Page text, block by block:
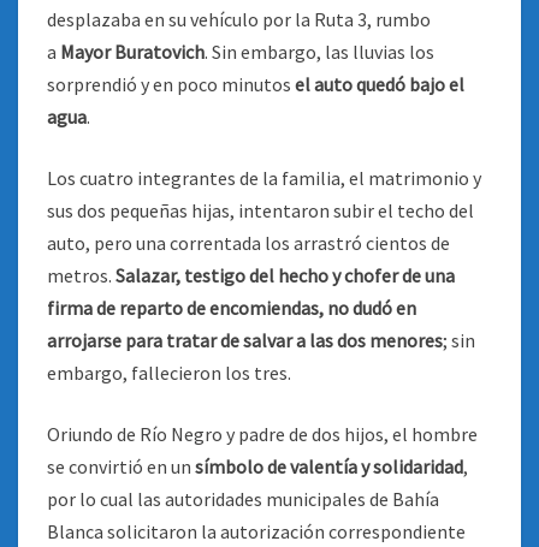
desplazaba en su vehículo por la Ruta 3, rumbo
a Mayor Buratovich. Sin embargo, las lluvias los
sorprendió y en poco minutos el auto quedó bajo el
agua.
Los cuatro integrantes de la familia, el matrimonio y
sus dos pequeñas hijas, intentaron subir el techo del
auto, pero una correntada los arrastró cientos de
metros. Salazar, testigo del hecho y chofer de una
firma de reparto de encomiendas, no dudó en
arrojarse para tratar de salvar a las dos menores; sin
embargo, fallecieron los tres.
Oriundo de Río Negro y padre de dos hijos, el hombre
se convirtió en un símbolo de valentía y solidaridad,
por lo cual las autoridades municipales de Bahía
Blanca solicitaron la autorización correspondiente